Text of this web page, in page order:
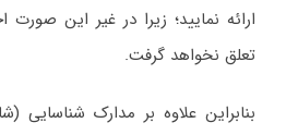
ارائه نمایید؛ زیرا در غیر این صورت
تعلق نخواهد گرفت.
بنابراین علاوه بر مدارک شناسایی